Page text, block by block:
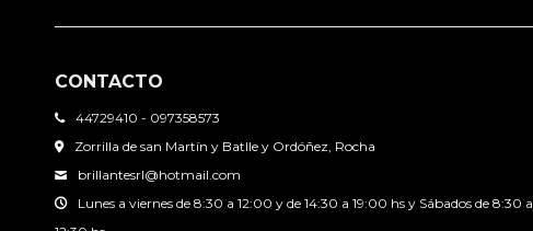
CONTACTO
44729410 - 097358573
Zorrilla de san Martín y Batlle y Ordóñez, Rocha
brillantesrl@hotmail.com
Lunes a viernes de 8:30 a 12:00 y de 14:30 a 19:00 hs y Sábados de 8:30 a